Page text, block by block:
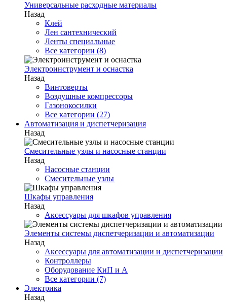
Универсальные расходные материалы
Назад
Клей
Лен сантехнический
Ленты специальные
Все категории (8)
Электроинструмент и оснастка
Назад
Винтоверты
Воздушные компрессоры
Газонокосилки
Все категории (27)
Автоматизация и диспетчеризация
Назад
Смесительные узлы и насосные станции
Назад
Насосные станции
Смесительные узлы
Шкафы управления
Назад
Аксессуары для шкафов управления
Элементы системы диспетчеризации и автоматизации
Назад
Аксессуары для автоматизации и диспетчеризации
Контроллеры
Оборудование КиП и А
Все категории (7)
Электрика
Назад